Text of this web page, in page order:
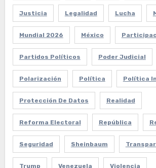
Justicia Legalidad Lucha
Mundial 2026 México
Partidos Políticos Poder Judicial
Polarización Política Política
Protección De Datos Realidad
Reforma Electoral República
Seguridad Sheinbaum
Trump Venezuela Violencia